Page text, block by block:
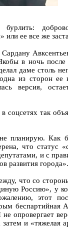
бурлить:
или ее все же
в ночь
даме столь
из сторон ее
версия,
так
планирую. Как
что статус
и с
развития города».
что со
Россию», у
этот
беспартийная
опровергает
и «тяжелая